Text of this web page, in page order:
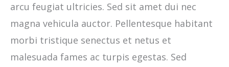
arcu feugiat ultricies. Sed sit amet dui nec
magna vehicula auctor. Pellentesque habitant
morbi tristique senectus et netus et
malesuada fames ac turpis egestas. Sed